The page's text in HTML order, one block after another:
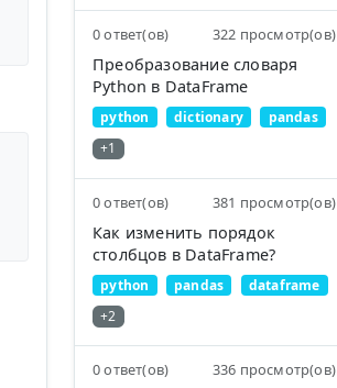
0 ответ(ов) 322 просмотр(ов)
Преобразование словаря
Python в DataFrame
python dictionary
pandas
+1
0 ответ(ов) 381 просмотр(ов)
Как изменить порядок
столбцов в DataFrame?
python pandas
dataframe
+2
0 ответ(ов) 336 просмотр(ов)